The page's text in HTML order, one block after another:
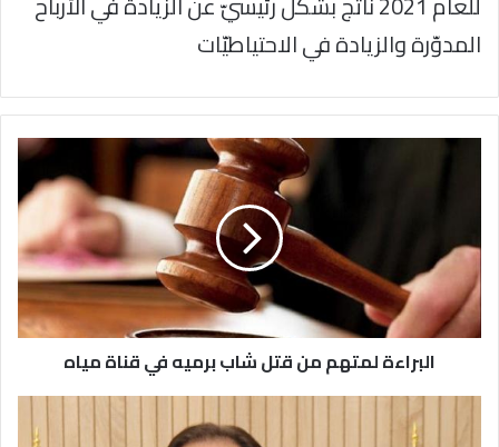
المدوّرة والزيادة في الاحتياطيّات
شاب
برميه
في
قناة
مياه
البراءة لمتهم من قتل شاب برميه في قناة مياه